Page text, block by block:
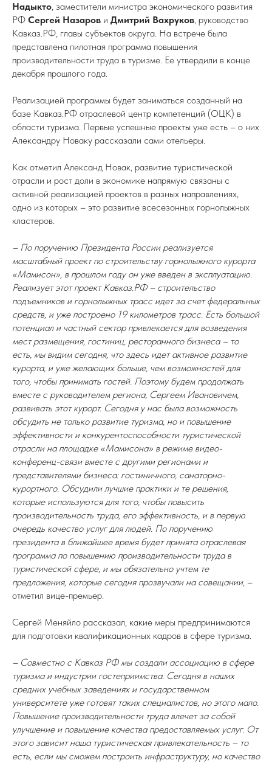
Надыкто, заместители министра экономического развития
РФ Сергей Назаров и Дмитрий Вахруков, руководство
Кавказ.РФ, главы субъектов округа. На встрече была
представлена пилотная программа повышения
производительности труда в туризме. Ее утвердили в конце
декабря прошлого года.
Реализацией программы будет заниматься созданный на
базе Кавказ.РФ отраслевой центр компетенций (ОЦК) в
области туризма. Первые успешные проекты уже есть – о них
Александру Новаку рассказали сами отельеры.
Как отметил Александ Новак, развитие туристической
отрасли и рост доли в экономике напрямую связаны с
активной реализацией проектов в разных направлениях,
одно из которых – это развитие всесезонных горнолыжных
кластеров.
– По поручению Президента России реализуется
масштабный проект по строительству горнолыжного курорта
«Мамисон», в прошлом году он уже введен в эксплуатацию.
Реализует этот проект Кавказ.РФ – строительство
подъемников и горнолыжных трасс идет за счет федеральных
средств, и уже построено 19 километров трасс. Есть большой
потенциал и частный сектор привлекается для возведения
мест размещения, гостиниц, ресторанного бизнеса – то
есть, мы видим сегодня, что здесь идет активное развитие
курорта, и уже желающих больше, чем возможностей для
того, чтобы принимать гостей. Поэтому будем продолжать
вместе с руководителем региона, Сергеем Ивановичем,
развивать этот курорт. Сегодня у нас была возможность
обсудить не только развитие туризма, но и повышение
эффективности и конкурентоспособности туристической
отрасли на площадке «Мамисона» в режиме видео-
конференц-связи вместе с другими регионами и
представителями бизнеса: гостиничного, санаторно-
курортного. Обсудили лучшие практики и те решения,
которые используются для того, чтобы повысить
производительность труда, его эффективность, и в первую
очередь качество услуг для людей. По поручению
президента в ближайшее время будет принята отраслевая
программа по повышению производительности труда в
туристической сфере, и мы обязательно учтем те
предложения, которые сегодня прозвучали на совещании, –
отметил вице-премьер.
Сергей Меняйло рассказал, какие меры предпринимаются
для подготовки квалификационных кадров в сфере туризма.
– Совместно с Кавказ РФ мы создали ассоциацию в сфере
туризма и индустрии гостеприимства. Сегодня в наших
средних учебных заведениях и государственном
университете уже готовят таких специалистов, но этого мало.
Повышение производительности труда влечет за собой
улучшение и повышение качества предоставляемых услуг. От
этого зависит наша туристическая привлекательность – то
есть, если мы сможем построить инфраструктуру, но качество